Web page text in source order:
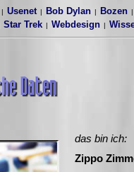
| Usenet | Bob Dylan | Bozen
Star Trek | Webdesign |
das bin ich:
Zippo